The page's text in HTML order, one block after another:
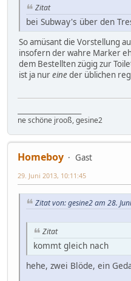
Zitat
bei Subway's über den
So amüsant die Vorstellung
insofern der wahre Marker
dem Bestellten zügig zur
ist ja nureineder üblichen
ne schöne jrooß, gesine2
Homeboy
Gast
29. Juni 2013, 10:11:45
Zitat von: gesine2 am 28.
Zitat
kommt gleich nach
hehe, zwei Blöde, ein